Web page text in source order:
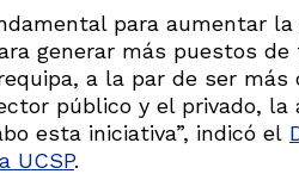
para aumentar
generar más puestos
a la par de ser
público y el privado, la
esta iniciativa”, indicó el
UCSP.